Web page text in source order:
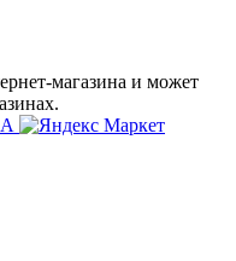
магазина и может